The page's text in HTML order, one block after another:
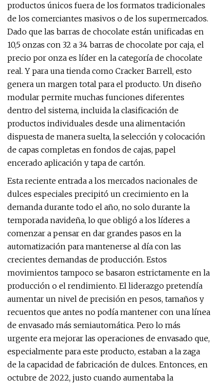
productos únicos fuera de los formatos tradicionales
de los comerciantes masivos o de los supermercados.
Dado que las barras de chocolate están unificadas en
10,5 onzas con 32 a 34 barras de chocolate por caja, el
precio por onza es líder en la categoría de chocolate
real. Y para una tienda como Cracker Barrell, esto
genera un margen total para el producto. Un diseño
modular permite muchas funciones diferentes
dentro del sistema, incluida la clasificación de
productos individuales desde una alimentación
dispuesta de manera suelta, la selección y colocación
de capas completas en fondos de cajas, papel
encerado aplicación y tapa de cartón.
Esta reciente entrada a los mercados nacionales de
dulces especiales precipitó un crecimiento en la
demanda durante todo el año, no solo durante la
temporada navideña, lo que obligó a los líderes a
comenzar a pensar en dar grandes pasos en la
automatización para mantenerse al día con las
crecientes demandas de producción. Estos
movimientos tampoco se basaron estrictamente en la
producción o el rendimiento. El liderazgo pretendía
aumentar un nivel de precisión en pesos, tamaños y
recuentos que antes no podía mantener con una línea
de envasado más semiautomática. Pero lo más
urgente era mejorar las operaciones de envasado que,
especialmente para este producto, estaban a la zaga
de la capacidad de fabricación de dulces. Entonces, en
octubre de 2022, justo cuando aumentaba la